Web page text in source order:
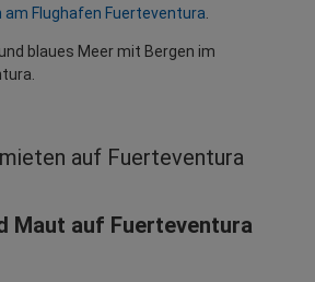
Flughafen Fuerteventura
auf Fuerteventura
Maut auf Fuerteventura